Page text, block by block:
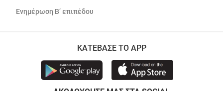
Ενημέρωση Β’ επιπέδου
ΚΑΤΕΒΑΣΕ ΤΟ APP